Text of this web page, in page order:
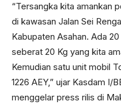
“Tersangka kita amankan
di kawasan Jalan Sei
Kabupaten Asahan. Ada
seberat 20 Kg yang kita
Kemudian satu unit mobil
1226 AEY,” ujar Kasdam I/
menggelar press rilis di